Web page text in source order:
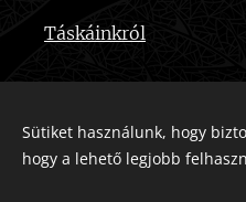
Táskáinkról
Sütiket használunk, hogy
hogy a lehető legjobb